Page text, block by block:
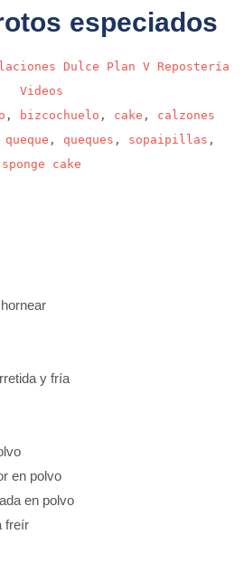
especiados
Dulce Plan V Repostería
Videos
, bizcochuelo , cake , calzones
queque , queques , sopaipillas ,
sponge cake
y fría
en polvo
en polvo
freír